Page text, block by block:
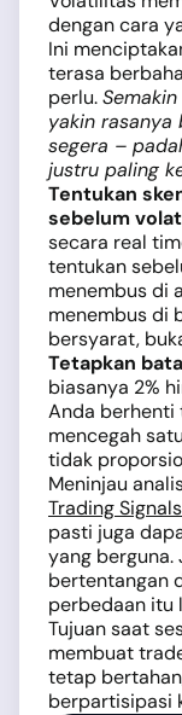
dengan cara
Ini
terasa
perlu.
yakin rasanya
segera –
justru paling
Tentukan
sebelum
secara real
tentukan
menembus di
menembus di
bersyarat,
Tetapkan
biasanya 2%
Anda berhenti
mencegah
tidak
Meninjau
Trading
pasti juga
yang berguna.
bertentangan
perbedaan itu
Tujuan saat
membuat
tetap
berpartisipasi